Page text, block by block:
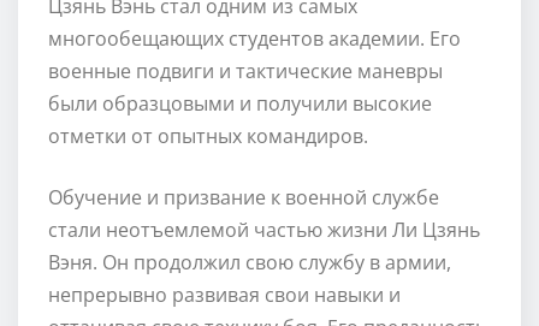
Цзянь Вэнь стал одним из самых
многообещающих студентов академии. Его
военные подвиги и тактические маневры
были образцовыми и получили высокие
отметки от опытных командиров.
Обучение и призвание к военной службе
стали неотъемлемой частью жизни Ли Цзянь
Вэня. Он продолжил свою службу в армии,
непрерывно развивая свои навыки и